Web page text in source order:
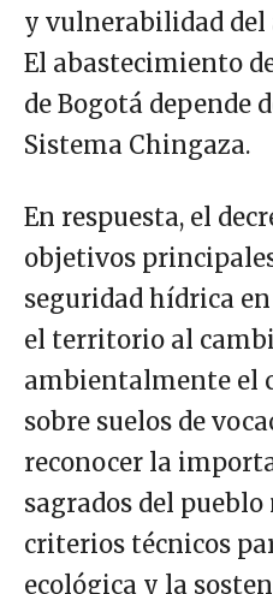
y vulnerabilidad del
El abastecimiento
de Bogotá depende
Sistema Chingaza.
En respuesta, el
objetivos
seguridad hídrica
el territorio al
ambientalmente el
sobre suelos de
reconocer la
sagrados del
criterios técnicos
ecológica y la